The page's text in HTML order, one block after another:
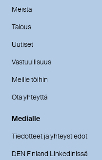
Meistä
Talous
Uutiset
Vastuullisuus
Meille töihin
Ota yhteyttä
Medialle
Tiedotteet ja yhteystiedot
DEN Finland LinkedInissä